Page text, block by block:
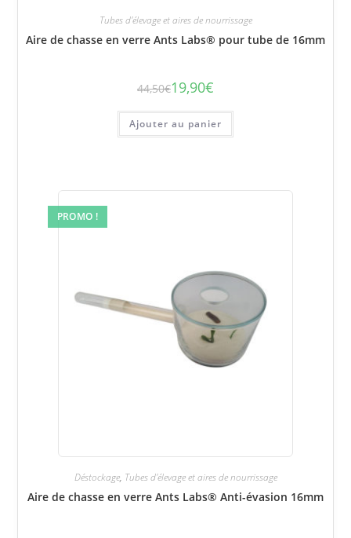
Tubes d'élevage et aires de nourrissage
Aire de chasse en verre Ants Labs® pour tube de 16mm
44,50€ Le
initial
était :
44,50€.
19,90€
Le
actuel
est :
19,90€.
Ajouter au panier
PROMO !
Déstockage, Tubes d'élevage et aires de nourrissage
Aire de chasse en verre Ants Labs® Anti-évasion 16mm